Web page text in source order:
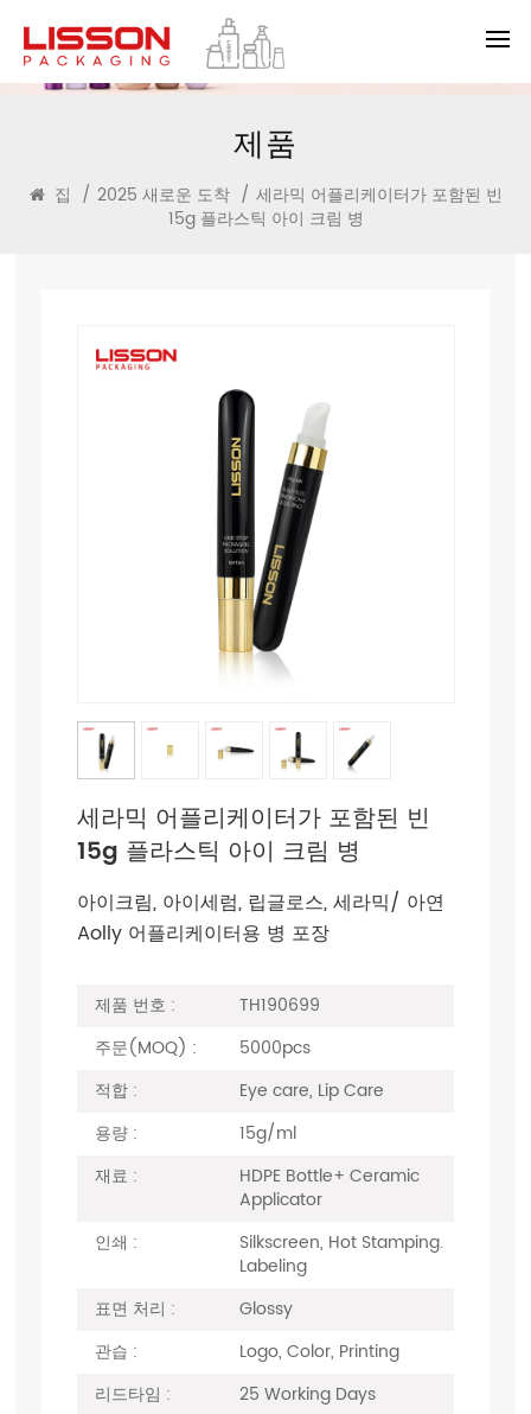
제품
집 / 2025 새로운 도착 / 세라믹 어플리케이터가 포함된 빈
15g 플라스틱 아이 크림 병
세라믹 어플리케이터가 포함된 빈
15g 플라스틱 아이 크림 병
아이크림, 아이세럼, 립글로스, 세라믹/ 아연
Aolly 어플리케이터용 병 포장
제품 번호 :
TH190699
주문(MOQ) :
5000pcs
적합 :
Eye care, Lip Care
용량 :
15g/ml
재료 :
HDPE Bottle+ Ceramic
Applicator
인쇄 :
Silkscreen, Hot Stamping.
Labeling
표면 처리 :
Glossy
관습 :
Logo, Color, Printing
리드타임 :
25 Working Days